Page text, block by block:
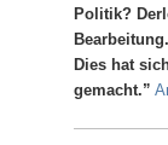
Politik?
Bearbeitung.
Dies hat
gemacht.”